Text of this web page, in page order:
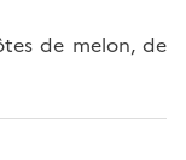
de melon, de